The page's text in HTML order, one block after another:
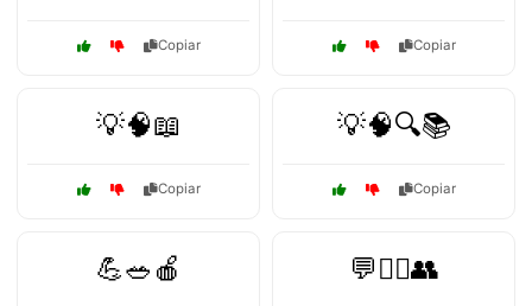
Copiar Copiar
💡🧠📖
Copiar
💡🧠🔍📚
Copiar
💪🥗🍎 💬🧑‍⚕️👥